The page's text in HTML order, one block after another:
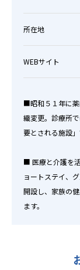
所在地
WEBサイト
■昭和５１年に
織変更。診療所
要とされる施設
■ 医療と介護を
ョートステイ、
開設し、家族の
ます。